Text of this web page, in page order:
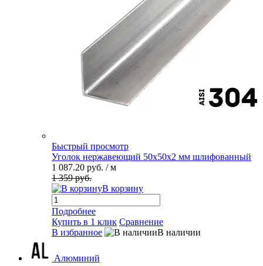
Быстрый просмотр
Уголок нержавеющий 50х50х2 мм шлифованный
1 087.20 руб. / м
1 359 руб.
В корзину
Подробнее
Купить в 1 клик Сравнение
В избранное
В наличии
Алюминий